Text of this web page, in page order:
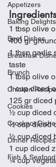
Appetizers
Baking Delights
Beef Dishes
Breakfast
Brunch
Chicken
Cookies
Crockpot
Dinner Recipes
Fish & Seafood
Ingredients
1 tbsp olive
400 gr
1 tbsp garlic
taste
1 tbsp olive
1 cup diced
125 gr diced
½ cup diced
½ cup diced
½ cup diced
1 cup diced
¼ cup